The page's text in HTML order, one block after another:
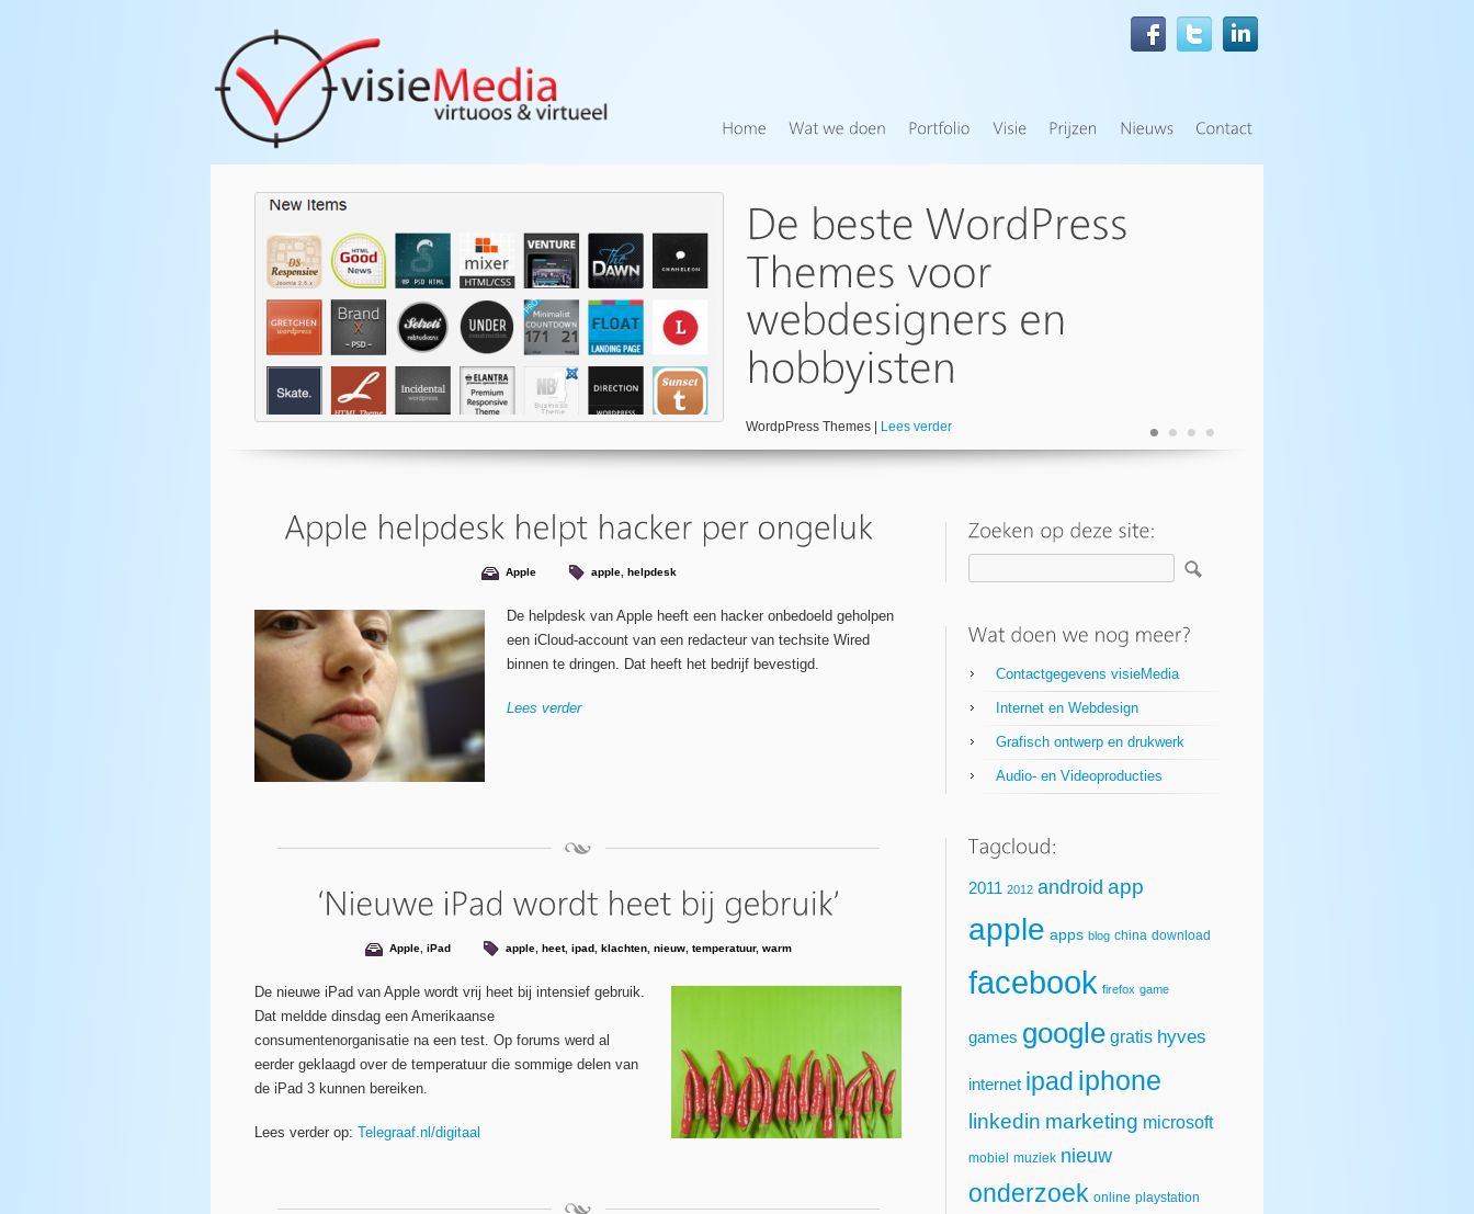
WordpPress Themes | Lees verder • • • •
Apple apple, helpdesk
De helpdesk van Apple heeft een hacker onbedoeld geholpen
een iCloud-account van een redacteur van techsite Wired
binnen te dringen. Dat heeft het bedrijf bevestigd.
Lees verder
Apple iPad apple heet, ipad klachten nieuw temperatuur, warm
De nieuwe iPad van Apple wordt vrij heet bij intensief gebruik.
Dat meldde dinsdag een Amerikaanse
consumentenorganisatie na een test. Op forums werd al
eerder geklaagd over de temperatuur die sommige delen van
de iPad 3 kunnen bereiken.
Lees verder op: Telegraaf.nl/digitaal
Contactgegevens visieMedia
Internet en Webdesign
Grafisch ontwerp en drukwerk
Audio- en Videoproducties
2011 2012 android app
apple apps blog china download
facebook firefox game
games google gratis hyves
internet ipad iphone
linkedin marketing microsoft
mobiel muziek nieuw
onderzoek online playstation